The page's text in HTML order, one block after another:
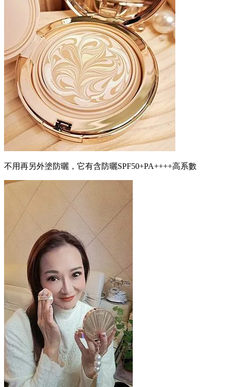
不用再另外塗防曬，它有含防曬SPF50+PA++++高系數